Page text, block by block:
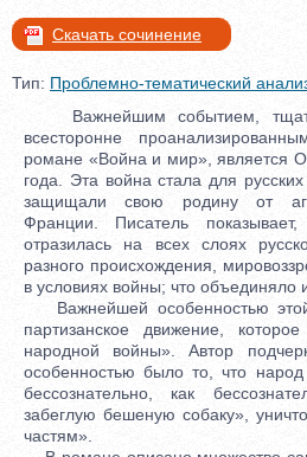
Скачать сочинение
Тип: Проблемно-тематический
Важнейшим событием,
всесторонне
романе «Война и мир», является
года. Эта война стала для
защищали свою родину от
Франции. Писатель
отразилась на всех слоях
разного происхождения,
в условиях войны; что объединяло
Важнейшей особенностью этой
партизанское движение,
народной войны». Автор
особенностью было то, что
бессознательно, как
забеглую бешеную собаку»,
частям».